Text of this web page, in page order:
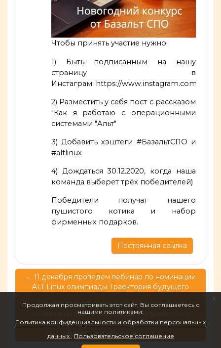
Продолжая просматривать этот сайт, Вы соглашаетесь с
нашими политиками:
Политика конфиденциальности и обработки персональных
данных
Пользовательское соглашение
x
Чтобы принять участие нужно:
1) Быть подписанным на нашу
страницу в
Инстаграм: https://www.instagram.com/
2) Разместить у себя пост с рассказом
"Как я работаю с операционными
системами "Альт"
3) Добавить хэштеги #БазальтСПО и
#altlinux
4) Дождаться 30.12.2020, когда наша
команда выберет трёх победителей)
Победители получат нашего
пушистого котика и набор
фирменных подарков.
Постоянная ссылка
← 11 декабря проведем вебинар по номинации
ALT Linux олимпиады Траектория будущего
Материалы, которые помогут участникам
номинации ALT Linux успешно справиться с
заданиями первого этапа олимпиады
«Траектория будущего» →